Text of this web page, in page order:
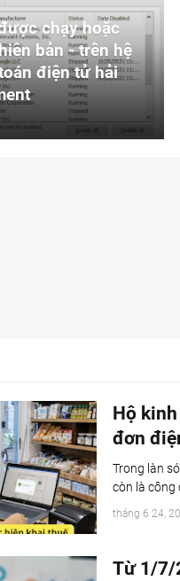
chạy hoặc
bản - trên hệ
điện tử hải
Hộ
đơn
Trong làn
còn là công
tháng 6 24,
Từ 1/7/